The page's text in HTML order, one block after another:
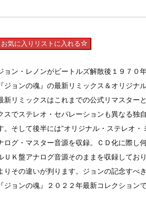
お気に入りリストに入れる
ョン・レノンがビートルズ解散後１９７０
『ジョンの魂』の最新リミックス＆オリジナ
新リミックスはこれまでの公式リマスター
スでステレオ・セパレーションも異なる独
。そして後半には”オリジナル・ステレオ
ログ・マスター音源を収録。ＣＤ化に際し
ＵＫ盤アナログ音源そのままを収録してお
りその違いが判ります。ジョンの記念すべ
『ジョンの魂』２０２２年最新コレクション